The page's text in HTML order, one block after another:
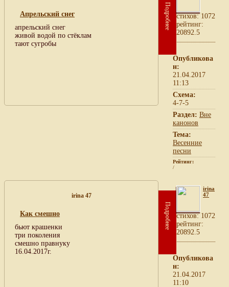
Апрельский снег
апрельский снег
живой водой по стёклам
тают сугробы
Подробнее
cтихов: 1072
рейтинг:
20892.5
Опубликова
н:
21.04.2017
11:13
Схема:
4-7-5
Раздел: Вне
канонов
Тема:
Весенние
песни
Рейтинг:
/
irina 47
Как смешно
бьют крашенки
три поколения
смешно правнуку
16.04.2017г.
Подробнее
irina
47
cтихов: 1072
рейтинг:
20892.5
Опубликова
н:
21.04.2017
11:10